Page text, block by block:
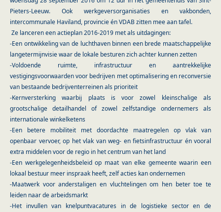
Pieters-Leeuw. Ook werkgeversorganisaties en vakbonden,
intercommunale Haviland, provincie én VDAB zitten mee aan tafel.
Ze lanceren een actieplan 2016-2019 met als uitdagingen:
-Een ontwikkeling van de luchthaven binnen een brede maatschappelijke
langetermijnvisie waar de lokale besturen zich achter kunnen zetten
-Voldoende ruimte, infrastructuur en aantrekkelijke
vestigingsvoorwaarden voor bedrijven met optimalisering en reconversie
van bestaande bedrijventerreinen als prioriteit
-Kernversterking waarbij plaats is voor zowel kleinschalige als
grootschalige detailhandel of zowel zelfstandige ondernemers als
internationale winkelketens
-Een betere mobiliteit met doordachte maatregelen op vlak van
openbaar vervoer, op het vlak van weg- en fietsinfrastructuur én vooral
extra middelen voor de regio in het centrum van het land
-Een werkgelegenheidsbeleid op maat van elke gemeente waarin een
lokaal bestuur meer inspraak heeft, zelf acties kan ondernemen
-Maatwerk voor anderstaligen en vluchtelingen om hen beter toe te
leiden naar de arbeidsmarkt
-Het invullen van knelpuntvacatures in de logistieke sector en de